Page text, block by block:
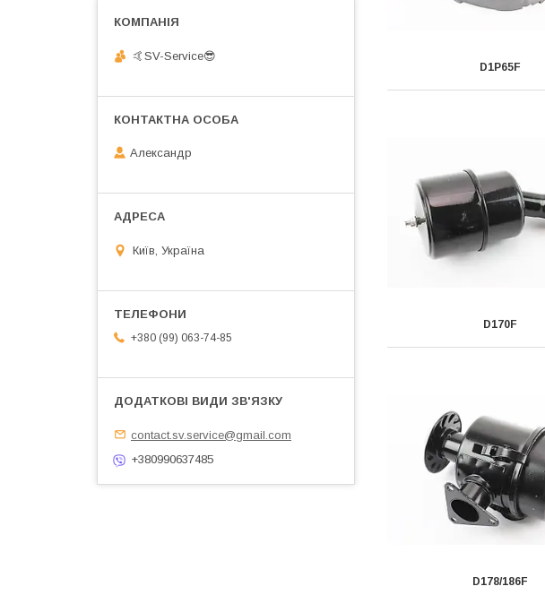
D1P65F
D170F
D178/186F
🤙SV-Service😎
Александр
Київ, Україна
+380 (99) 063-74-85
contact.sv.service@gmail.com
+380990637485